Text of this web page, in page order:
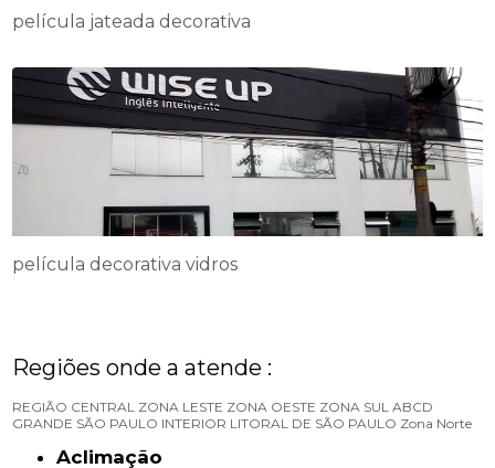
película jateada decorativa
película decorativa vidros
Regiões onde a atende :
REGIÃO CENTRAL ZONA LESTE ZONA OESTE ZONA SUL ABCD
GRANDE SÃO PAULO INTERIOR LITORAL DE SÃO PAULO Zona Norte
Aclimação